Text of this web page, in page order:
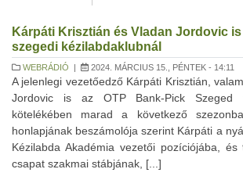
Kárpáti Krisztián és Vladan Jordovic
szegedi kézilabdaklubnál
WEBRÁDIÓ | 2024. MÁRCIUS 15., PÉNTEK - 14:11
A jelenlegi vezetőedző Kárpáti Krisztián,
Jordovic is az OTP Bank-Pick Szeged
kötelékében marad a következő
honlapjának beszámolója szerint Kárpáti a
Kézilabda Akadémia vezetői pozíciójába,
csapat szakmai stábjának, [...]